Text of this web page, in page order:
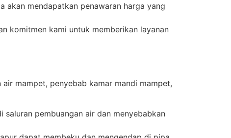
akan mendapatkan penawaran harga yang
komitmen kami untuk memberikan layanan
mampet, penyebab kamar mandi mampet,
pembuangan air dan menyebabkan